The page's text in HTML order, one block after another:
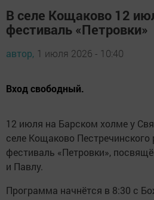
В селе Кощаково 12
фестиваль «Петровки»
автор, 1 июля 2026 - 10:40
Вход свободный.
12 июля на Барском холме у
селе Кощаково Пестречинского
фестиваль «Петровки»,
и Павлу.
Программа начнётся в 8:30 с